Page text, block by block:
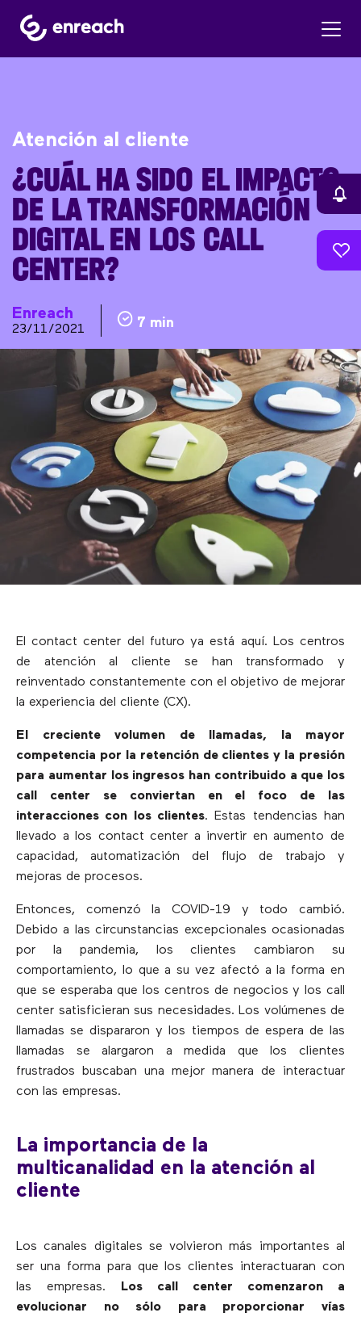
Atención al cliente
¿CUÁL HA SIDO EL IMPACTO
DE LA TRANSFORMACIÓN
DIGITAL EN LOS CALL
CENTER?
Enreach
23/11/2021 7 min
El contact center del futuro ya está aquí. Los centros
de atención al cliente se han transformado y
reinventado constantemente con el objetivo de mejorar
la experiencia del cliente (CX).
El creciente volumen de llamadas, la mayor
competencia por la retención de clientes y la presión
para aumentar los ingresos han contribuido a que los
call center se conviertan en el foco de las
interacciones con los clientes. Estas tendencias han
llevado a los contact center a invertir en aumento de
capacidad, automatización del flujo de trabajo y
mejoras de procesos.
Entonces, comenzó la COVID-19 y todo cambió.
Debido a las circunstancias excepcionales ocasionadas
por la pandemia, los clientes cambiaron su
comportamiento, lo que a su vez afectó a la forma en
que se esperaba que los centros de negocios y los call
center satisficieran sus necesidades. Los volúmenes de
llamadas se dispararon y los tiempos de espera de las
llamadas se alargaron a medida que los clientes
frustrados buscaban una mejor manera de interactuar
con las empresas.
La importancia de la
multicanalidad en la atención al
cliente
Los canales digitales se volvieron más importantes al
ser una forma para que los clientes interactuaran con
las empresas.
Los call center comenzaron a
evolucionar no sólo para proporcionar vías